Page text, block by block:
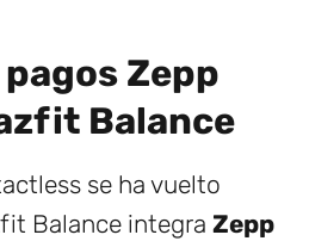
Zepp
Balance
se ha vuelto
Balance integra Zepp